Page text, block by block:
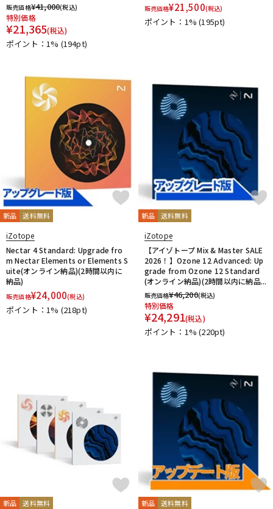
販売価格¥41,000(税込)
特別価格
¥21,365(税込)
ポイント：1% (194pt)
販売価格¥21,500(税込)
ポイント：1%(195pt)
新品 送料無料
iZotope
Nectar 4 Standard: Upgrade fro
m Nectar Elements or Elements S
uite(オンライン納品)(2時間以内に
納品)
販売価格¥24,000(税込)
ポイント：1% (218pt)
新品 送料無料
iZotope
【アイゾトープ Mix & Master SALE
2026！】Ozone 12 Advanced: Up
grade from Ozone 12 Standard
(オンライン納品)(2時間以内に納品...
販売価格¥46,200(税込)
特別価格
¥24,291(税込)
ポイント：1%(220pt)
新品 送料無料 新品 送料無料